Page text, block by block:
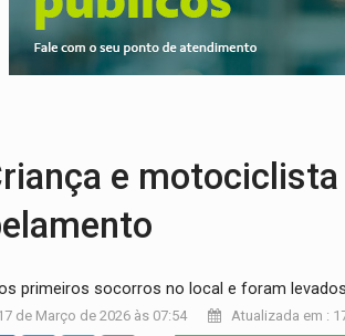
Vilhena realiza audiência
SISTEMA:Falha afeta atendimentos na
e
primeiros socorros no local e foram
de Março de 2026 às 07:54 Atualizada em :